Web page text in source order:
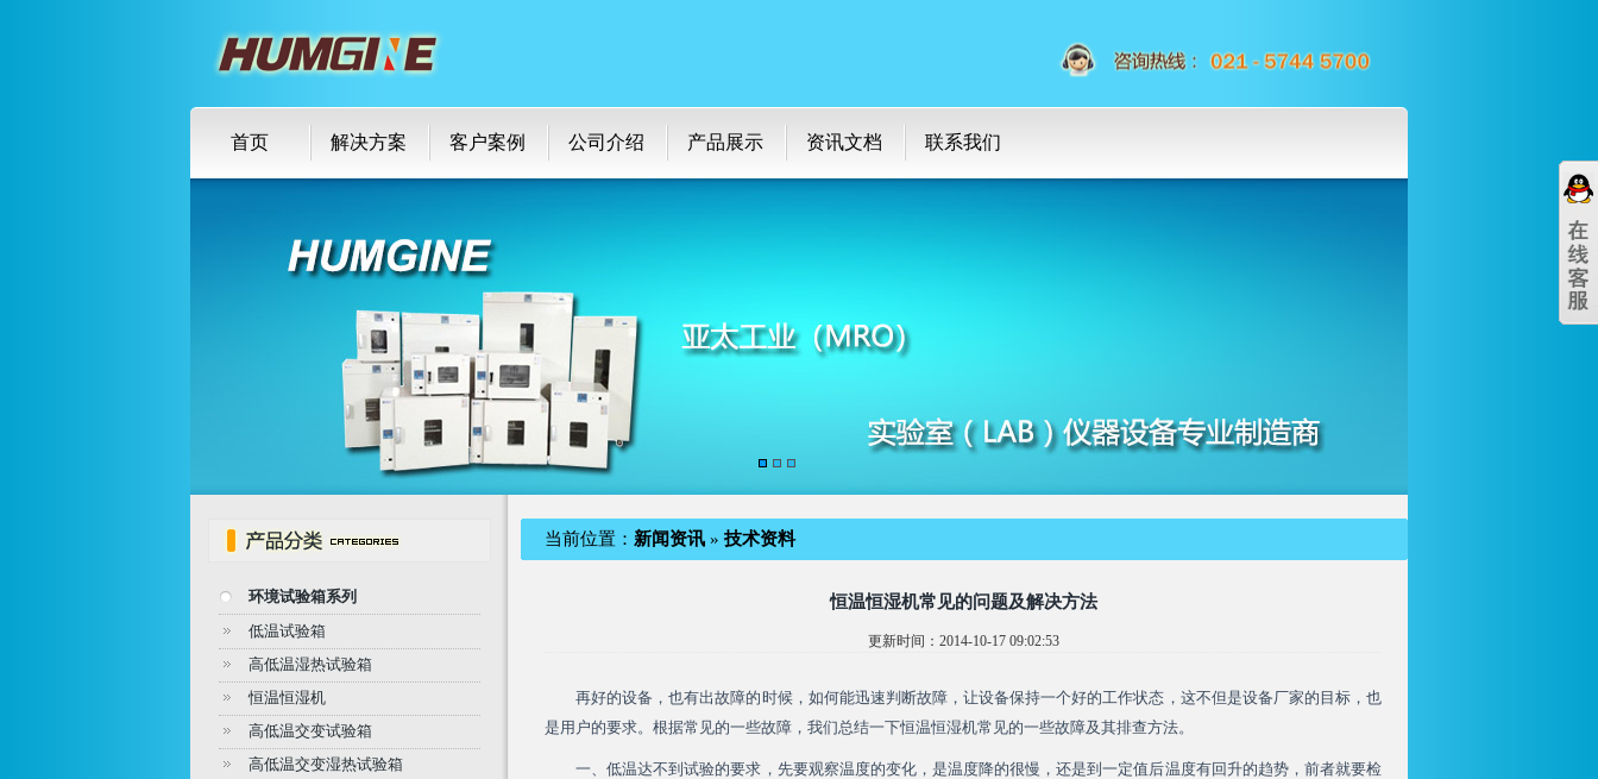
首页 解决方案 客户案例 公司介绍 产品展示 资讯文档 联系我们
环境试验箱系列
低温试验箱
高低温湿热试验箱
恒温恒湿机
高低温交变试验箱
高低温交变湿热试验箱
当前位置： 新闻资讯 » 技术资料
恒温恒湿机常见的问题及解决方法
更新时间：2014-10-17 09:02:53
再好的设备，也有出故障的时候，如何能迅速判断故障，让设备保持一个好的工作状态，这不但是设备厂家的目标，也
是用户的要求。根据常见的一些故障，我们总结一下恒温恒湿机常见的一些故障及其排查方法。
一、低温达不到试验的要求，先要观察温度的变化，是温度降的很慢，还是到一定值后温度有回升的趋势，前者就要检